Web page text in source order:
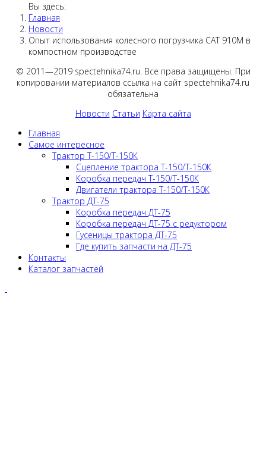
Вы здесь:
Главная
Новости
Опыт использования колесного погрузчика CAT 910M в
компостном производстве
© 2011—2019 spectehnika74.ru. Все права защищены. При
копировании материалов ссылка на сайт spectehnika74.ru
обязательна
Новости Статьи Карта сайта
Главная
Самое интересное
Трактор Т-150/Т-150К
Сцепление трактора Т-150/Т-150К
Коробка передач Т-150/Т-150К
Двигатели трактора Т-150/Т-150К
Трактор ДТ-75
Коробка передач ДТ-75
Коробка передач ДТ-75 с редуктором
Гусеницы трактора ДТ-75
Где купить запчасти на ДТ-75
Контакты
Каталог запчастей